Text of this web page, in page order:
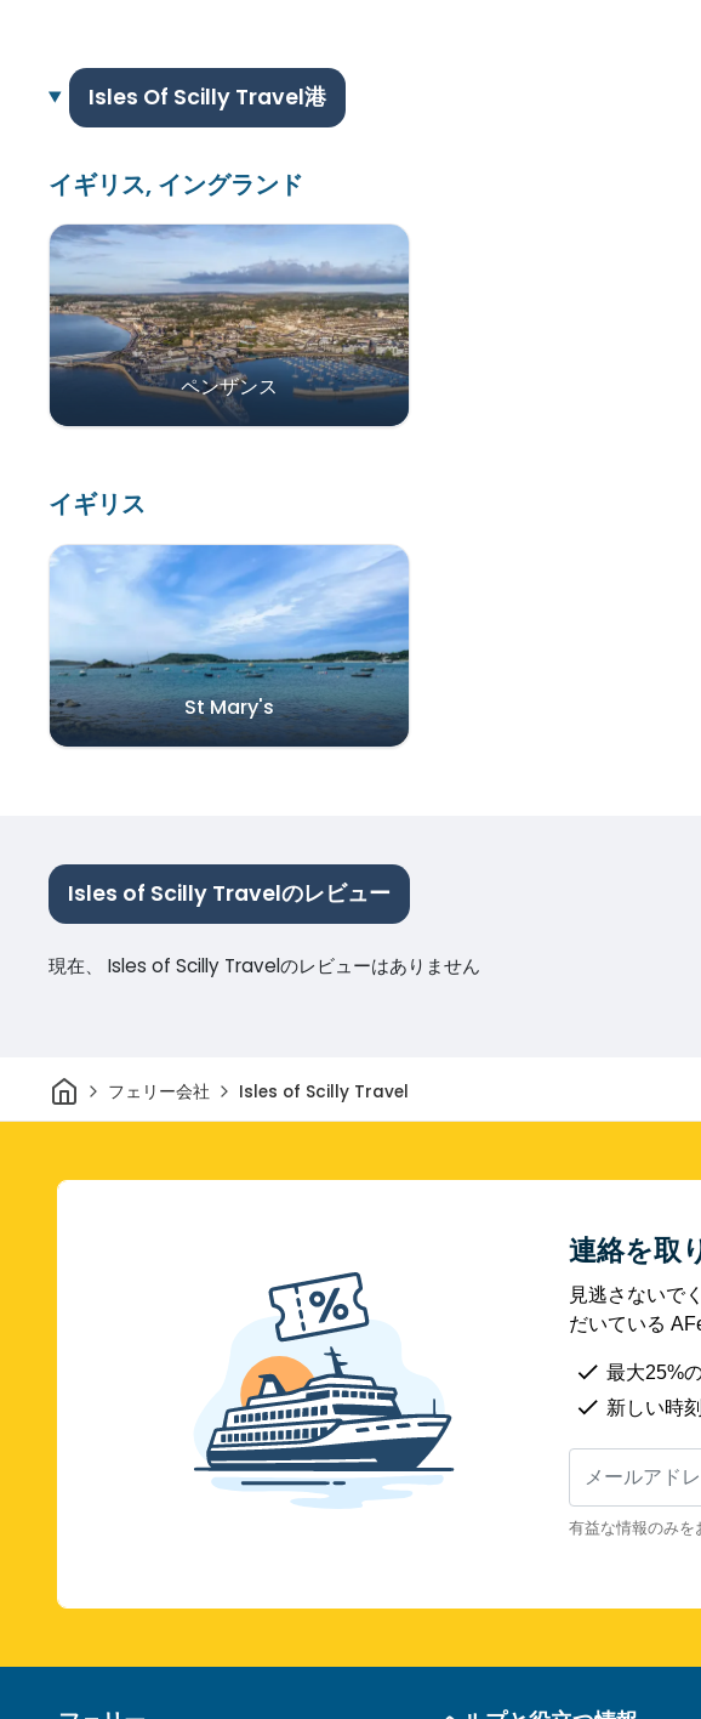
Isles Of Scilly Travel港
イギリス, イングランド
ペンザンス
イギリス
St Mary's
Isles of Scilly Travelのレビュー
現在、 Isles of Scilly Travelのレビューはありません
家 フェリー会社 Isles of Scilly Travel
連絡を取
見逃さないで
だいている
最大25%
新しい時
有益な情報のみを